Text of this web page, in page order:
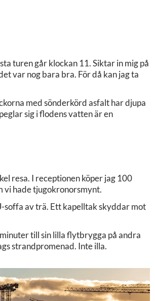
turen går klockan 11. Siktar in mig på
var nog bara bra. För då kan jag ta
med sönderkörd asfalt har djupa
sig i flodens vatten är en
resa. I receptionen köper jag 100
vi hade tjugokronorsmynt.
soffa av trä. Ett kapelltak skyddar mot
till sin lilla flytbrygga på andra
strandpromenad. Inte illa.